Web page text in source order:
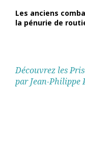
Les anciens
la pénurie de
Découvrez les
par Jean-Philippe